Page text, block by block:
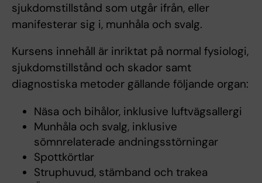
sjukdomstillstånd som utgår ifrån, eller
manifesterar sig i, munhåla och svalg.
Kursens innehåll är inriktat på normal fysiologi,
sjukdomstillstånd och skador samt
diagnostiska metoder gällande följande organ:
Näsa och bihålor, inklusive luftvägsallergi
Munhåla och svalg, inklusive
sömnrelaterade andningsstörningar
Spottkörtlar
Struphuvud, stämband och trakea